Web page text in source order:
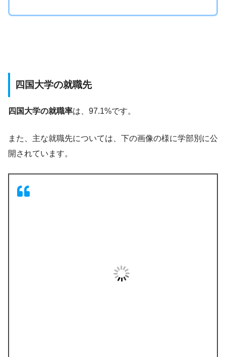
四国大学の就職先
四国大学の就職率は、97.1%です。
また、主な就職先については、下の画像の様に学部別に公
開されています。